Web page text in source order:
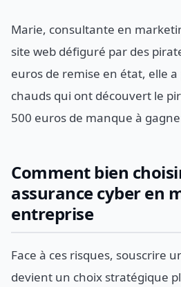
Marie, consultante en
site web défiguré par des
euros de remise en état, elle
chauds qui ont découvert le
500 euros de manque à
Comment bien
assurance cyber en
entreprise
Face à ces risques, souscrire
devient un choix stratégique